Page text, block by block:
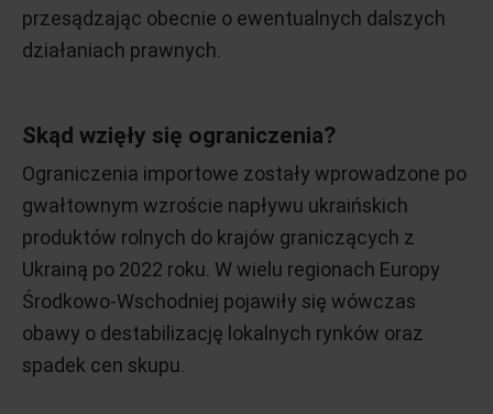
przesądzając obecnie o ewentualnych dalszych
działaniach prawnych.
Skąd wzięły się ograniczenia?
Ograniczenia importowe zostały wprowadzone po
gwałtownym wzroście napływu ukraińskich
produktów rolnych do krajów graniczących z
Ukrainą po 2022 roku. W wielu regionach Europy
Środkowo-Wschodniej pojawiły się wówczas
obawy o destabilizację lokalnych rynków oraz
spadek cen skupu.